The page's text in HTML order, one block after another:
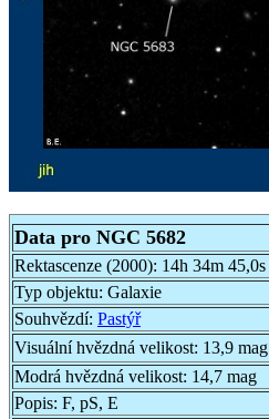
Data pro NGC 5682
Rektascenze (2000): 14h 34m 45,0s
Typ objektu: Galaxie
Souhvězdí: Pastýř
Visuální hvězdná velikost: 13,9 mag
Modrá hvězdná velikost: 14,7 mag
Popis: F, pS, E